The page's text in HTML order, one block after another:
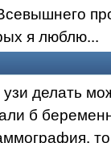
я люблю...
делать
б